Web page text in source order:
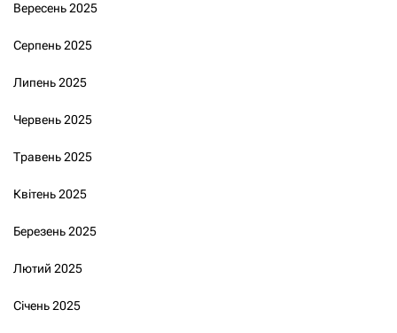
Вересень 2025
Серпень 2025
Липень 2025
Червень 2025
Травень 2025
Квітень 2025
Березень 2025
Лютий 2025
Січень 2025